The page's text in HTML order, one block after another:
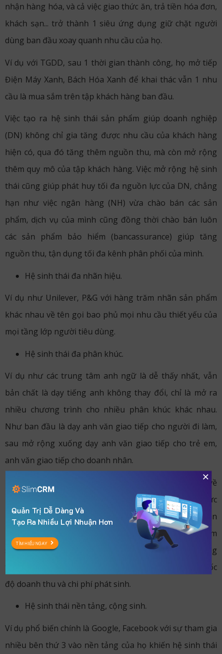
nhận hàng hóa, và cả việc giao thức ăn, trả tiền hóa đơn,
khách sạn... trở thành 1 siêu ứng dụng giữ chặt người
dùng ban đầu xoay quanh nhu cầu của họ.
Ví dụ với TGDD, sau 1 thời gian thành công, họ mở tiếp
Điện Máy Xanh, Bách Hóa Xanh để khai thác vẫn 1 nhu
cầu là mua sắm trên tập khách hàng ban đầu.
Việc tạo ra hệ sinh thái sản phẩm giúp doanh nghiệp
(DN) không chỉ gia tăng được nhu cầu của khách hàng
hiện có, qua đó tăng thêm nguồn thu, mà còn mở rộng
thêm quy mô của tập khách hàng. Việc mở rộng hệ sinh
thái cũng giúp phát huy tối đa nguồn lực của DN, chẳng
hạn như việc ngân hàng (NH) vừa chào bán các sản
phẩm, dịch vụ của mình cũng đồng thời chào bán luôn
các sản phẩm bảo hiểm (bancassurance) giúp tăng
nguồn thu, tận dụng tối đa kênh phân phối của mình.
Hệ sinh thái đa nhãn hiệu.
Ví dụ như Unilever, P&G với hàng trăm nhãn sản phẩm
khác nhau về tên gọi bao phủ mọi nhu cầu thiết yếu của
mọi tầng lớp người tiêu dùng.
Hệ sinh thái đa phân khúc.
Ví dụ như các trung tâm anh ngữ là dễ thấy nhất, vẫn
bản chất là dạy tiếng anh không thay đổi, chỉ là mở ra
nhiều chương trình cho nhiều phân khúc khác nhau.
Như ban đầu là dạy anh văn giao tiếp cho người đi làm,
sau mở rộng xuống dạy anh văn giao tiếp cho trẻ em,
anh văn giao tiếp cho doanh nhân.
Khi mở rộng theo chiều này anh em phải đủ lớn mạnh về
kinh tế, về hiểu biết cho phân khúc mới, có nguồn lực
mạnh về phân khúc, có thể kiểm soát control được phân
khúc mới mà không làm ảnh hưởng phân khúc cũ, làm
sao đó cả 2 cùng phát triển mạnh mẽ, và tốc độ tăng
trưởng tổng của hệ sinh thái phải tăng nhanh hơn tốc
độ doanh thu và chi phí phát sinh.
Hệ sinh thái nền tảng, cộng sinh.
Ví dụ phổ biến chính là Google, Facebook với sự tham gia
nhiều bên thứ 3 vào nền tảng của họ khiến hệ sinh thái
Quản Trị Dễ Dàng Và
Tạo Ra Nhiều Lợi Nhuận Hơn
×
TÌM HIỂU NGAY